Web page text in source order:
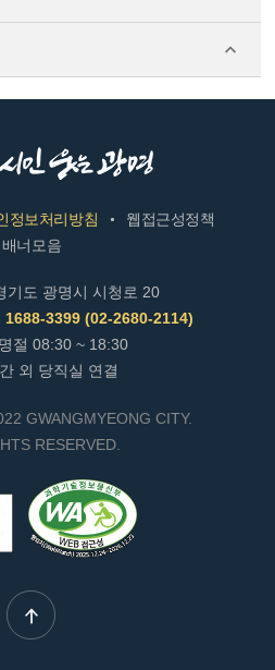
정보처리방침
웹접근성정책
배너모음
기도 광명시 시청로 20
1688-3399 (02-2680-2114)
절 08:30 ~ 18:30
외 당직실 연결
GWANGMYEONG CITY.
RESERVED.